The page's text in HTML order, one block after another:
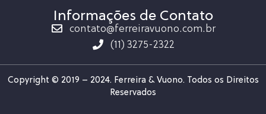
Informações de Contato
contato@ferreiravuono.com.br
(11) 3275-2322
Copyright © 2019 – 2024. Ferreira & Vuono. Todos os Direitos
Reservados